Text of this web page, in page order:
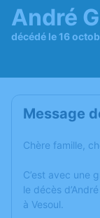
André
décédé le 16
Message
Chère famille,
C’est avec une
le décès
à Vesoul.